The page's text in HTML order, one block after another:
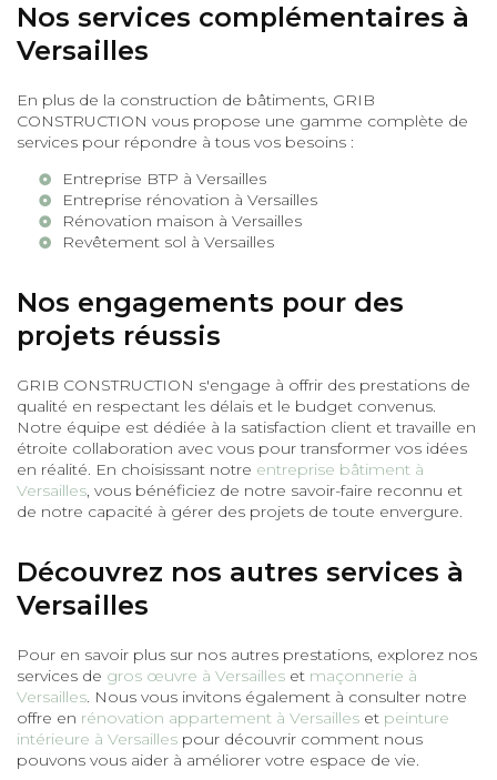
Nos services complémentaires à
Versailles
En plus de la construction de bâtiments, GRIB
CONSTRUCTION vous propose une gamme complète de
services pour répondre à tous vos besoins :
Entreprise BTP à Versailles
Entreprise rénovation à Versailles
Rénovation maison à Versailles
Revêtement sol à Versailles
Nos engagements pour des
projets réussis
GRIB CONSTRUCTION s'engage à offrir des prestations de
qualité en respectant les délais et le budget convenus.
Notre équipe est dédiée à la satisfaction client et travaille en
étroite collaboration avec vous pour transformer vos idées
en réalité. En choisissant notre entreprise bâtiment à
Versailles, vous bénéficiez de notre savoir-faire reconnu et
de notre capacité à gérer des projets de toute envergure.
Découvrez nos autres services à
Versailles
Pour en savoir plus sur nos autres prestations, explorez nos
services de gros œuvre à Versailles et maçonnerie à
Versailles. Nous vous invitons également à consulter notre
offre en rénovation appartement à Versailles et peinture
intérieure à Versailles pour découvrir comment nous
pouvons vous aider à améliorer votre espace de vie.